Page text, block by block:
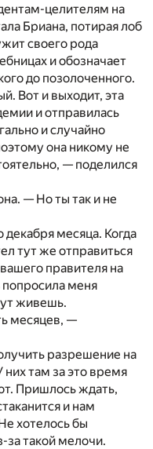
целителям на
Бриана, потирая лоб
своего рода
и обозначает
до позолоченного.
Вот и выходит, эта
и отправилась
и случайно
она никому не
— поделился
— Но ты так и не
месяца. Когда
тут же отправиться
правителя на
попросила меня
живешь.
месяцев, —
разрешение на
там за это время
Пришлось ждать,
и нам
хотелось бы
за такой мелочи.